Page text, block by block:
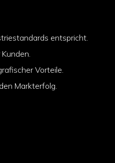
entspricht.
Vorteile.
Markterfolg.